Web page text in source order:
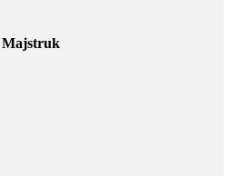
Majstruk